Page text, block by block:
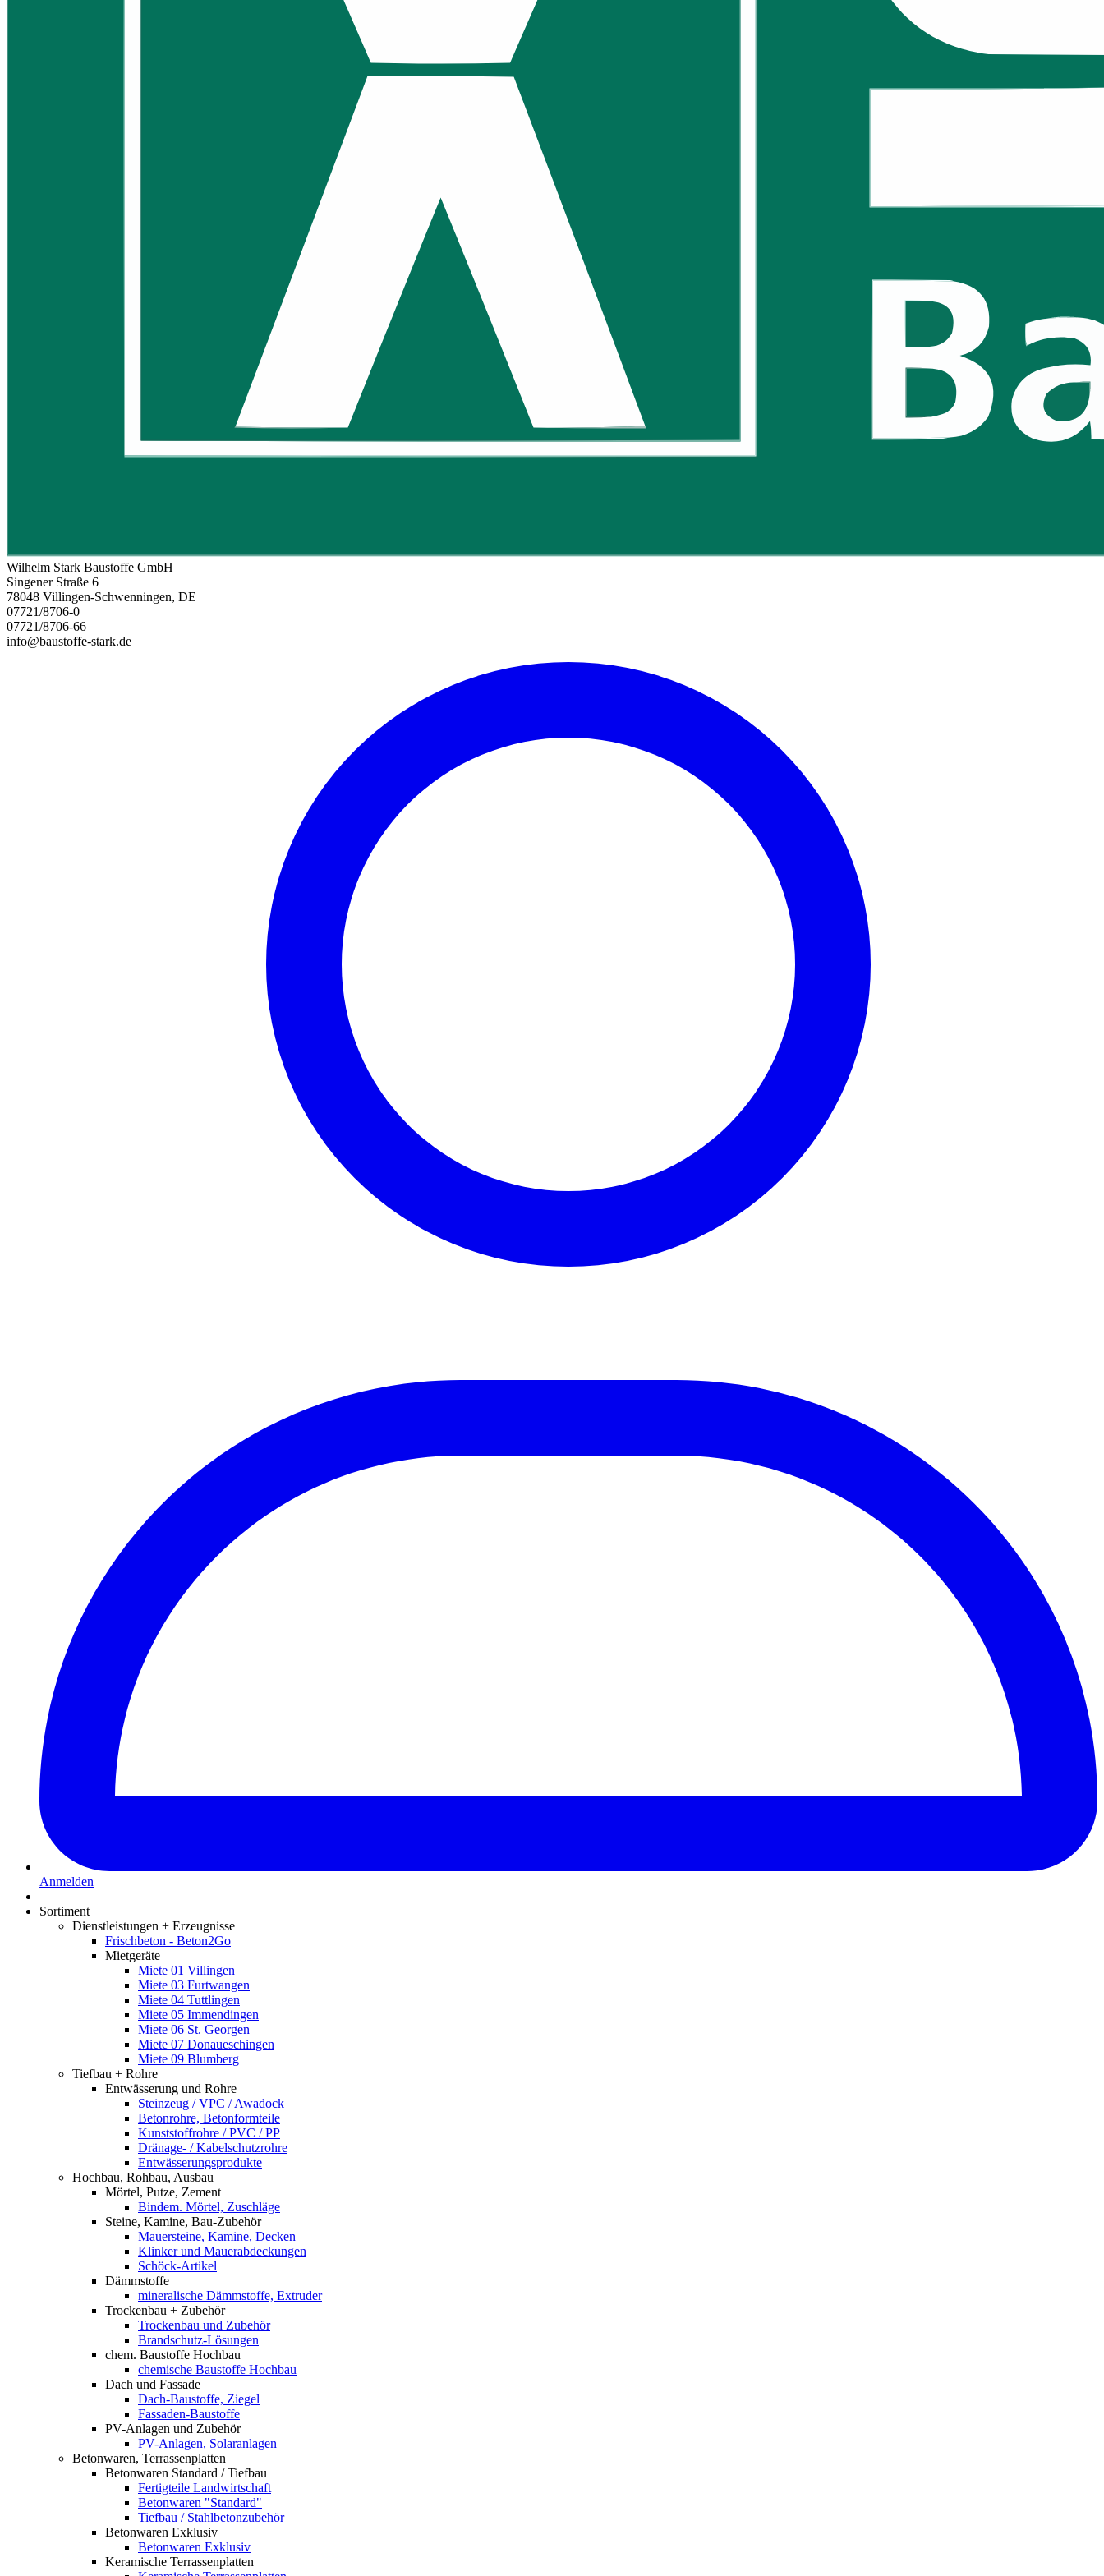
Wilhelm Stark Baustoffe GmbH
Singener Straße 6
78048 Villingen-Schwenningen, DE
07721/8706-0
07721/8706-66
info@baustoffe-stark.de
Anmelden
Sortiment
Dienstleistungen + Erzeugnisse
Frischbeton - Beton2Go
Mietgeräte
Miete 01 Villingen
Miete 03 Furtwangen
Miete 04 Tuttlingen
Miete 05 Immendingen
Miete 06 St. Georgen
Miete 07 Donaueschingen
Miete 09 Blumberg
Tiefbau + Rohre
Entwässerung und Rohre
Steinzeug / VPC / Awadock
Betonrohre, Betonformteile
Kunststoffrohre / PVC / PP
Dränage- / Kabelschutzrohre
Entwässerungsprodukte
Hochbau, Rohbau, Ausbau
Mörtel, Putze, Zement
Bindem. Mörtel, Zuschläge
Steine, Kamine, Bau-Zubehör
Mauersteine, Kamine, Decken
Klinker und Mauerabdeckungen
Schöck-Artikel
Dämmstoffe
mineralische Dämmstoffe, Extruder
Trockenbau + Zubehör
Trockenbau und Zubehör
Brandschutz-Lösungen
chem. Baustoffe Hochbau
chemische Baustoffe Hochbau
Dach und Fassade
Dach-Baustoffe, Ziegel
Fassaden-Baustoffe
PV-Anlagen und Zubehör
PV-Anlagen, Solaranlagen
Betonwaren, Terrassenplatten
Betonwaren Standard / Tiefbau
Fertigteile Landwirtschaft
Betonwaren "Standard"
Tiefbau / Stahlbetonzubehör
Betonwaren Exklusiv
Betonwaren Exklusiv
Keramische Terrassenplatten